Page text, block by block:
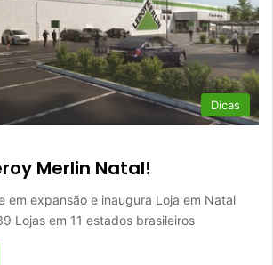
Dicas
Merlin Natal!
em expansão e inaugura Loja em Natal
Lojas em 11 estados brasileiros